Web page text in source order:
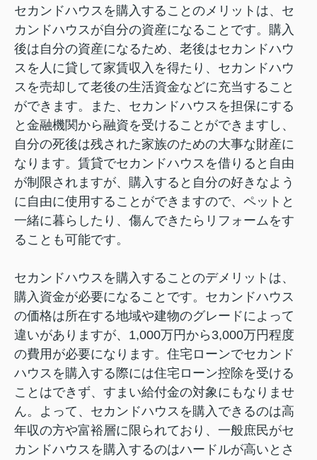
セカンドハウスを購入することのメリットは、セ
カンドハウスが自分の資産になることです。購入
後は自分の資産になるため、老後はセカンドハウ
スを人に貸して家賃収入を得たり、セカンドハウ
スを売却して老後の生活資金などに充当すること
ができます。また、セカンドハウスを担保にする
と金融機関から融資を受けることができますし、
自分の死後は残された家族のための大事な財産に
なります。賃貸でセカンドハウスを借りると自由
が制限されますが、購入すると自分の好きなよう
に自由に使用することができますので、ペットと
一緒に暮らしたり、傷んできたらリフォームをす
ることも可能です。
セカンドハウスを購入することのデメリットは、
購入資金が必要になることです。セカンドハウス
の価格は所在する地域や建物のグレードによって
違いがありますが、1,000万円から3,000万円程度
の費用が必要になります。住宅ローンでセカンド
ハウスを購入する際には住宅ローン控除を受ける
ことはできず、すまい給付金の対象にもなりませ
ん。よって、セカンドハウスを購入できるのは高
年収の方や富裕層に限られており、一般庶民がセ
カンドハウスを購入するのはハードルが高いとさ